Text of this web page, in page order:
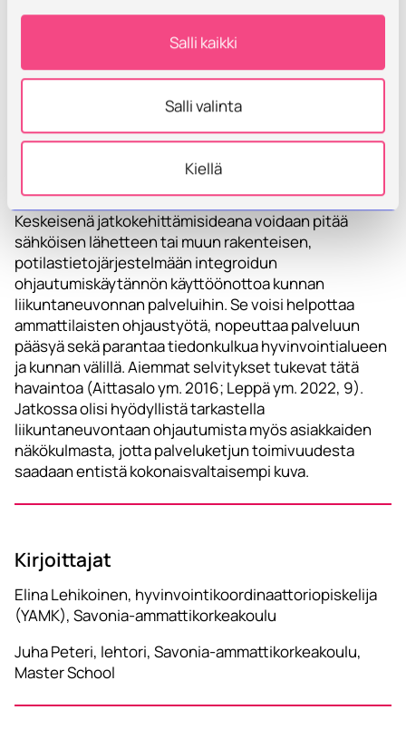
Salli kaikki
Salli valinta
Kiellä
Karjalan hyvinvointialue 2024, 13–16).
edellyttää yhtenäisiä toimintakäytäntöjä, selkeää
lähetemallia sekä palvelun tunnettuuden
yksittäisten ammattilaisten toimintatapojen varaan,
mikä voi heikentää asiakkaiden yhdenvertaista pääsyä
Keskeisenä jatkokehittämisideana voidaan pitää
sähköisen lähetteen tai muun rakenteisen,
potilastietojärjestelmään integroidun
ohjautumiskäytännön käyttöönottoa kunnan
liikuntaneuvonnan palveluihin. Se voisi helpottaa
ammattilaisten ohjaustyötä, nopeuttaa palveluun
pääsyä sekä parantaa tiedonkulkua hyvinvointialueen
ja kunnan välillä. Aiemmat selvitykset tukevat tätä
havaintoa (Aittasalo ym. 2016; Leppä ym. 2022, 9).
Jatkossa olisi hyödyllistä tarkastella
liikuntaneuvontaan ohjautumista myös asiakkaiden
näkökulmasta, jotta palveluketjun toimivuudesta
saadaan entistä kokonaisvaltaisempi kuva.
Kirjoittajat
Elina Lehikoinen, hyvinvointikoordinaattoriopiskelija
(YAMK), Savonia-ammattikorkeakoulu
Juha Peteri, lehtori, Savonia-ammattikorkeakoulu,
Master School